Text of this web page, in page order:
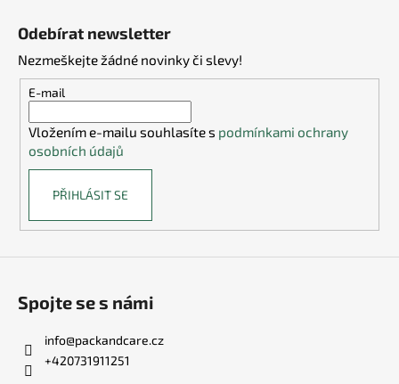
Odebírat newsletter
Nezmeškejte žádné novinky či slevy!
E-mail
Vložením e-mailu souhlasíte s podmínkami ochrany
osobních údajů
PŘIHLÁSIT SE
Spojte se s námi
info@packandcare.cz
+420731911251